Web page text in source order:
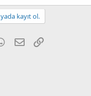
kayıt ol.
WhatsApp
E-posta